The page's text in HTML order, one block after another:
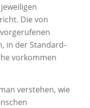
Die von
in der Standard-
vorkommen
verstehen, wie